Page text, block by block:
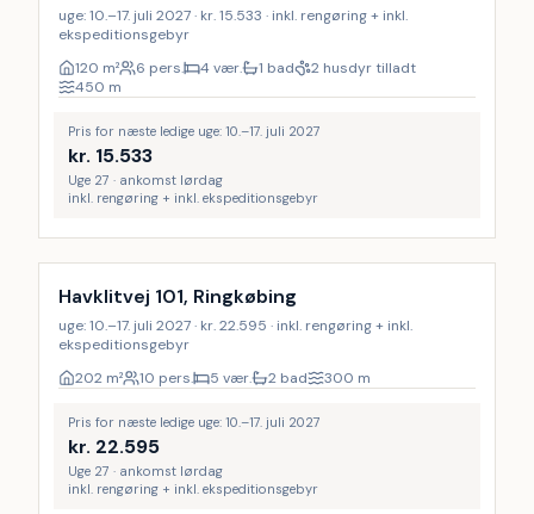
uge: 10.–17. juli 2027 · kr. 15.533 · inkl. rengøring + inkl.
ekspeditionsgebyr
120 m² 6 pers. 4 vær. 1 bad
2 husdyr tilladt
450 m
Pris for næste ledige uge: 10.–17. juli 2027
kr. 15.533
Uge 27 · ankomst lørdag
inkl. rengøring + inkl. ekspeditionsgebyr
Inkl. rengøring
Havklitvej 101, Ringkøbing
uge: 10.–17. juli 2027 · kr. 22.595 · inkl. rengøring + inkl.
ekspeditionsgebyr
202 m² 10 pers. 5 vær. 2 bad 300 m
Pris for næste ledige uge: 10.–17. juli 2027
kr. 22.595
Uge 27 · ankomst lørdag
inkl. rengøring + inkl. ekspeditionsgebyr